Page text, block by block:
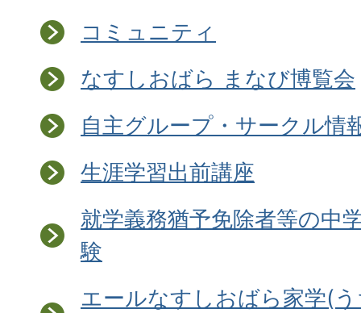
コミュニティ
なすしおばら まなび博覧会
自主グループ・サークル情
生涯学習出前講座
就学義務猶予免除者等の中
験
エールなすしおばら家学(